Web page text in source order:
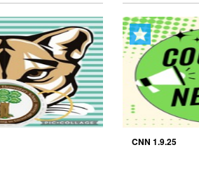
CNN 1.9.25